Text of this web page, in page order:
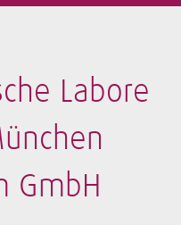
Labore
GmbH